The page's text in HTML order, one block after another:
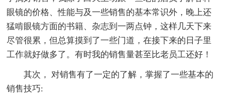
眼镜的价格、性能与及一些销售的基本常识外，晚上还
猛啃眼镜方面的书籍、杂志到一两点钟，这样几天下来
尽管很累，但总算摸到了一些门道，在接下来的日子里
工作就好做多了。有时我的销售量甚至比老员工还好！
其次， 对销售有了一定的了解，掌握了一些基本的
销售技巧: